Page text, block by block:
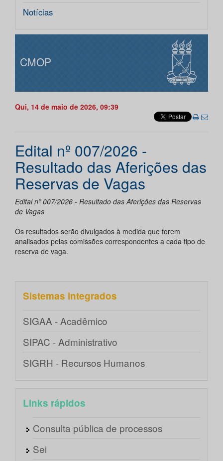
Notícias
CMOP
Qui, 14 de maio de 2026, 09:39
Edital nº 007/2026 -
Resultado das Aferições das
Reservas de Vagas
Edital nº 007/2026 - Resultado das Aferições das Reservas
de Vagas
Os resultados serão divulgados à medida que forem
analisados pelas comissões correspondentes a cada tipo de
reserva de vaga.
Sistemas integrados
SIGAA - Acadêmico
SIPAC - Administrativo
SIGRH - Recursos Humanos
Links rápidos
Consulta pública de processos
Sei